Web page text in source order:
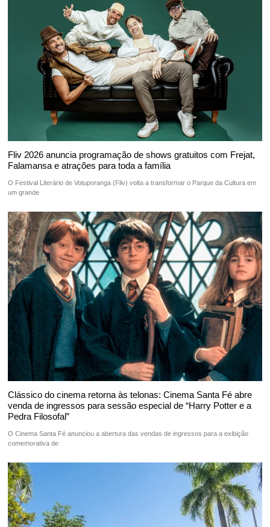
Fliv 2026 anuncia programação de shows gratuitos com Frejat,
Falamansa e atrações para toda a família
O Festival Literário de Votuporanga (Fliv) volta a transformar o Parque da Cultura em
um grande
Clássico do cinema retorna às telonas: Cinema Santa Fé abre
venda de ingressos para sessão especial de “Harry Potter e a
Pedra Filosofal”
O Cinema Santa Fé anunciou a abertura das vendas de ingressos para a exibição
comemorativa de